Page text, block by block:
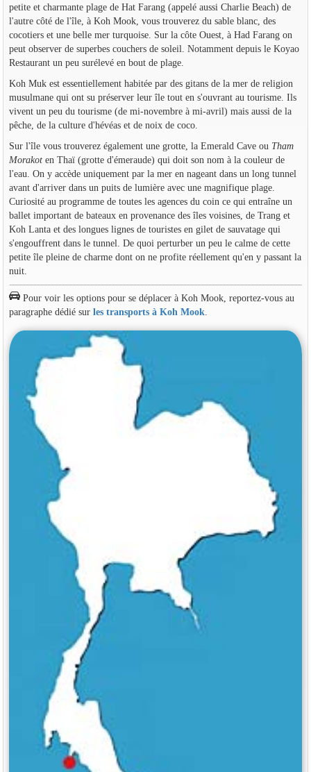
petite et charmante plage de Hat Farang (appelé aussi Charlie Beach) de
l'autre côté de l'île, à Koh Mook, vous trouverez du sable blanc, des
cocotiers et une belle mer turquoise. Sur la côte Ouest, à Had Farang on
peut observer de superbes couchers de soleil. Notamment depuis le Koyao
Restaurant un peu surélevé en bout de plage.
Koh Muk est essentiellement habitée par des gitans de la mer de religion
musulmane qui ont su préserver leur île tout en s'ouvrant au tourisme. Ils
vivent un peu du tourisme (de mi-novembre à mi-avril) mais aussi de la
pêche, de la culture d'hévéas et de noix de coco.
Sur l'île vous trouverez également une grotte, la Emerald Cave ou Tham
Morakoten Thaï (grotte d'émeraude) qui doit son nom à la couleur de
l'eau. On y accède uniquement par la mer en nageant dans un long tunnel
avant d'arriver dans un puits de lumière avec une magnifique plage.
Curiosité au programme de toutes les agences du coin ce qui entraîne un
ballet important de bateaux en provenance des îles voisines, de Trang et
Koh Lanta et des longues lignes de touristes en gilet de sauvatage qui
s'engouffrent dans le tunnel. De quoi perturber un peu le calme de cette
petite île pleine de charme dont on ne profite réellement qu'en y passant la
nuit.
Pour voir les options pour se déplacer à Koh Mook, reportez-vous au
paragraphe dédié sur les transports à Koh Mook.